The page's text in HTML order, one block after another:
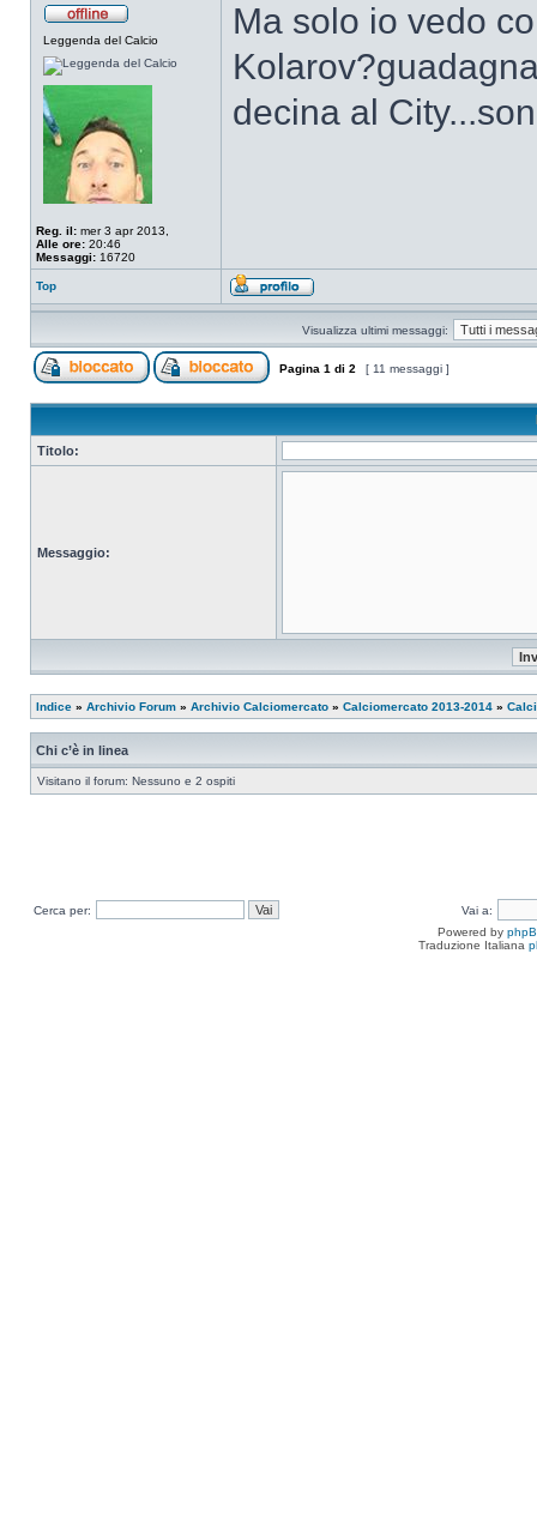
Leggenda del Calcio
Reg. il: mer 3 apr 2013,
Alle ore: 20:46
Messaggi: 16720
Ma solo io vedo
decina al
Top
Visualizza ultimi messaggi:
Pagina 1 di 2 [ 11 messaggi ]
Titolo:
Messaggio:
Indice » Archivio Forum » Archivio Calciomercato » Calciomercato 2013-2014 »
Chi c’è in linea
Visitano il forum: Nessuno e 2 ospiti
Cerca per:
Vai a:
Powered by
Traduzione Italiana